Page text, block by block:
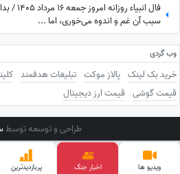
فال
سبب آن غم و اندوه می‌خوری، اما ...
وب گردی
خرید بک لینک پالاز موکت تبلیغات هدفمند
قیمت گوشی قیمت ارز دیجیتال
طراحی و توسعه توسط
ویدیو ها اخبار جنگ پربازدید‌ترین